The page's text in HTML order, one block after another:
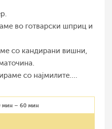
во готварски шприц и
со кандирани вишни,
со најмилите....
мин – 60 мин